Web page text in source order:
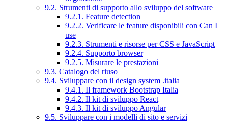
9.2. Strumenti di supporto allo sviluppo del software
9.2.1. Feature detection
9.2.2. Verificare le feature disponibili con Can I
use
9.2.3. Strumenti e risorse per CSS e JavaScript
9.2.4. Supporto browser
9.2.5. Misurare le prestazioni
9.3. Catalogo del riuso
9.4. Sviluppare con il design system .italia
9.4.1. Il framework Bootstrap Italia
9.4.2. Il kit di sviluppo React
9.4.3. Il kit di sviluppo Angular
9.5. Sviluppare con i modelli di sito e servizi